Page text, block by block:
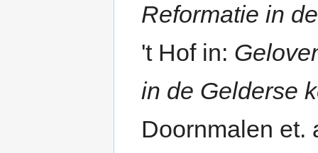
Reformatie in
't Hof in:
in de Gelderse
Doornmalen et.